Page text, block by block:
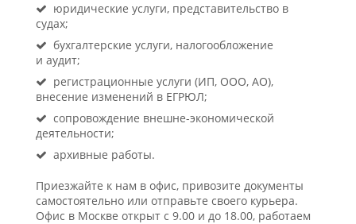
юридические услуги, представительство в
судах;
бухгалтерские услуги, налогообложение
и аудит;
регистрационные услуги (ИП, ООО, АО),
внесение изменений в ЕГРЮЛ;
сопровождение внешне-экономической
деятельности;
архивные работы.
Приезжайте к нам в офис, привозите документы
самостоятельно или отправьте своего курьера.
Офис в Москве открыт с 9.00 и до 18.00, работаем